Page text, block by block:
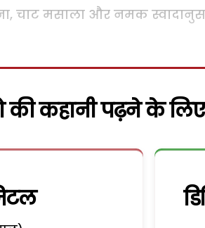
चाट मसाला और नमक
कहानी पढ़ने के